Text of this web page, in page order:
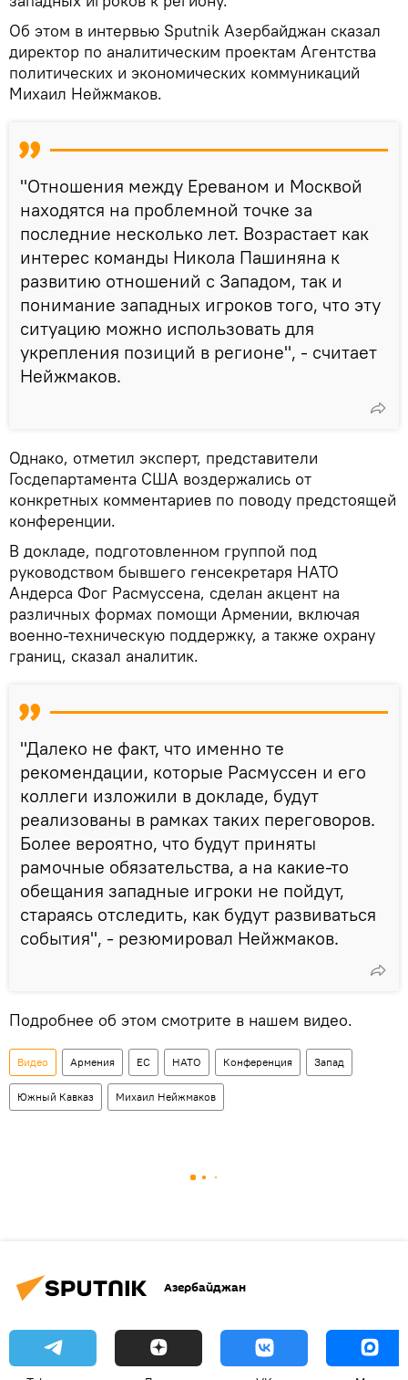
Об этом в интервью Sputnik Азербайджан сказал
директор по аналитическим проектам Агентства
политических и экономических коммуникаций
Михаил Нейжмаков.
"Отношения между Ереваном и Москвой
находятся на проблемной точке за
последние несколько лет. Возрастает как
интерес команды Никола Пашиняна к
развитию отношений с Западом, так и
понимание западных игроков того, что эту
ситуацию можно использовать для
укрепления позиций в регионе", - считает
Нейжмаков.
Однако, отметил эксперт, представители
Госдепартамента США воздержались от
конкретных комментариев по поводу предстоящей
конференции.
В докладе, подготовленном группой под
руководством бывшего генсекретаря НАТО
Андерса Фог Расмуссена, сделан акцент на
различных формах помощи Армении, включая
военно-техническую поддержку, а также охрану
границ, сказал аналитик.
"Далеко не факт, что именно те
рекомендации, которые Расмуссен и его
коллеги изложили в докладе, будут
реализованы в рамках таких переговоров.
Более вероятно, что будут приняты
рамочные обязательства, а на какие-то
обещания западные игроки не пойдут,
стараясь отследить, как будут развиваться
события", - резюмировал Нейжмаков.
Подробнее об этом смотрите в нашем видео.
Видео Армения ЕС НАТО Конференция Запад
Южный Кавказ Михаил Нейжмаков
Азербайджан